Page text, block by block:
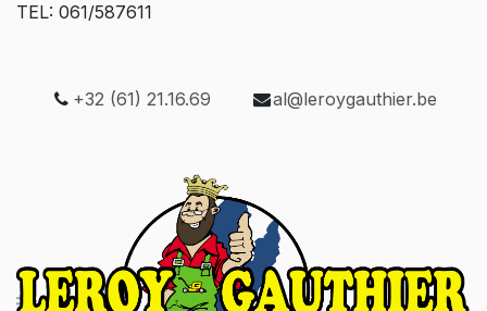
TEL: 061/587611
+32 (61) 21.16.69 al@leroygauthier.be